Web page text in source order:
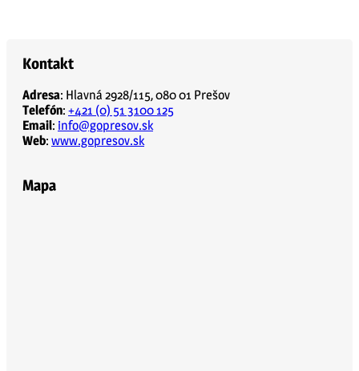
Kontakt
Adresa: Hlavná 2928/115, 080 01 Prešov
Telefón: +421 (0) 51 3100 125
Email: info@gopresov.sk
Web: www.gopresov.sk
Mapa